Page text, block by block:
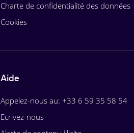
Charte de confidentialité des données
Cookies
Aide
Appelez-nous au: +33 6 59 35 58 54
Ecrivez-nous